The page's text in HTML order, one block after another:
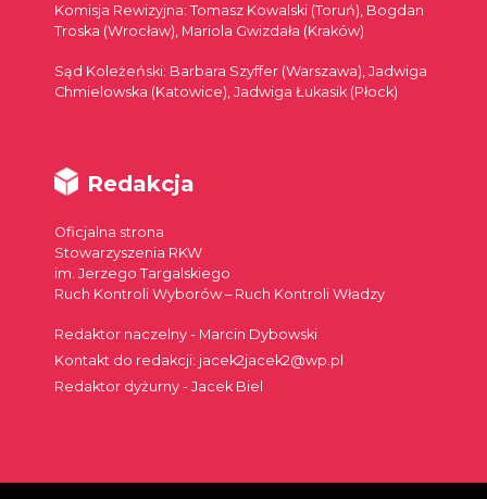
Komisja Rewizyjna: Tomasz Kowalski (Toruń), Bogdan
Troska (Wrocław), Mariola Gwizdała (Kraków)
Sąd Koleżeński: Barbara Szyffer (Warszawa), Jadwiga
Chmielowska (Katowice), Jadwiga Łukasik (Płock)
Redakcja
Oficjalna strona
Stowarzyszenia RKW
im. Jerzego Targalskiego
Ruch Kontroli Wyborów – Ruch Kontroli Władzy
Redaktor naczelny - Marcin Dybowski
Kontakt do redakcji: jacek2jacek2@wp.pl
Redaktor dyżurny - Jacek Biel